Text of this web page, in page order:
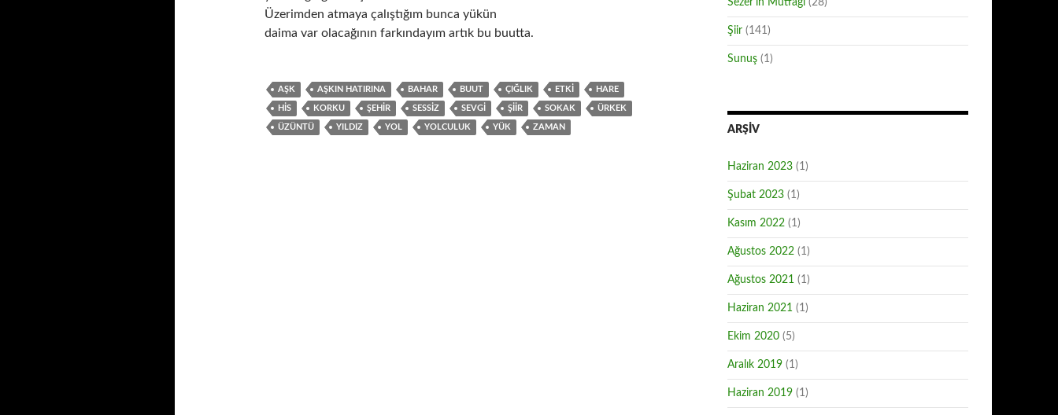
Üzerimden atmaya çalıştığım bunca yükün
daima var olacağının farkındayım artık bu buutta.
AŞK AŞKIN HATIRINA BAHAR BUUT ÇIĞLIK ETKI HARE
HIS KORKU ŞEHIR SESSIZ SEVGI ŞIIR SOKAK ÜRKEK
ÜZÜNTÜ YILDIZ YOL YOLCULUK YÜK ZAMAN
Sezer'in Mutfağı (28)
Şiir (141)
Sunuş (1)
ARŞIV
Haziran 2023 (1)
Şubat 2023 (1)
Kasım 2022 (1)
Ağustos 2022 (1)
Ağustos 2021 (1)
Haziran 2021 (1)
Ekim 2020 (5)
Aralık 2019 (1)
Haziran 2019 (1)